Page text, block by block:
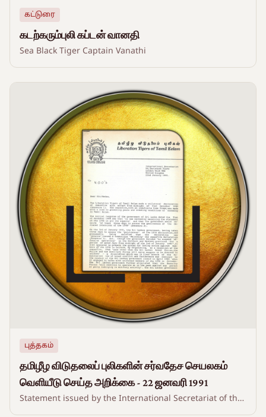
கட்டுரை
கடற்கரும்புலி கப்டன் வானதி
Sea Black Tiger Captain Vanathi
புத்தகம்
தமிழீழ விடுதலைப் புலிகளின் சர்வதேச செயலகம்
வெளியீடு செய்த அறிக்கை - 22 ஜனவரி 1991
Statement issued by the International Secretariat of the